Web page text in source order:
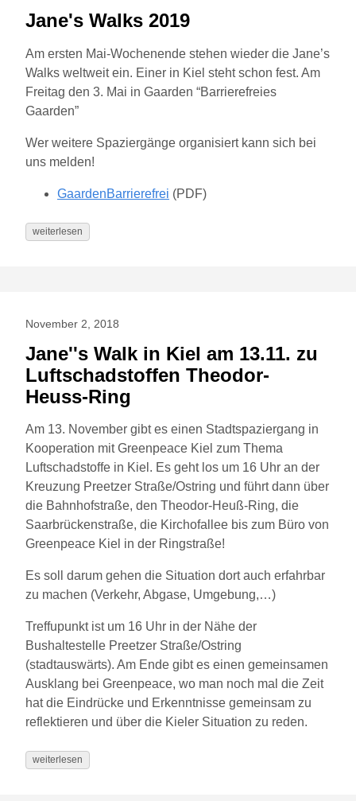
Jane's Walks 2019
Am ersten Mai-Wochenende stehen wieder die Jane’s
Walks weltweit ein. Einer in Kiel steht schon fest. Am
Freitag den 3. Mai in Gaarden “Barrierefreies
Gaarden”
Wer weitere Spaziergänge organisiert kann sich bei
uns melden!
GaardenBarrierefrei (PDF)
weiterlesen
November 2, 2018
Jane''s Walk in Kiel am 13.11. zu
Luftschadstoffen Theodor-
Heuss-Ring
Am 13. November gibt es einen Stadtspaziergang in
Kooperation mit Greenpeace Kiel zum Thema
Luftschadstoffe in Kiel. Es geht los um 16 Uhr an der
Kreuzung Preetzer Straße/Ostring und führt dann über
die Bahnhofstraße, den Theodor-Heuß-Ring, die
Saarbrückenstraße, die Kirchofallee bis zum Büro von
Greenpeace Kiel in der Ringstraße!
Es soll darum gehen die Situation dort auch erfahrbar
zu machen (Verkehr, Abgase, Umgebung,…)
Treffupunkt ist um 16 Uhr in der Nähe der
Bushaltestelle Preetzer Straße/Ostring
(stadtauswärts). Am Ende gibt es einen gemeinsamen
Ausklang bei Greenpeace, wo man noch mal die Zeit
hat die Eindrücke und Erkenntnisse gemeinsam zu
reflektieren und über die Kieler Situation zu reden.
weiterlesen